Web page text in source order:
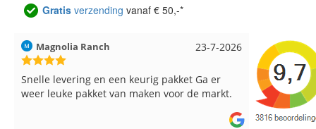
Gratis verzending vanaf € 50,-*
23-7-2026
Magnolia Ranch
Snelle levering en een keurig pakket Ga er
weer leuke pakket van maken voor de markt.
Hilde uit
Reeds
de service.